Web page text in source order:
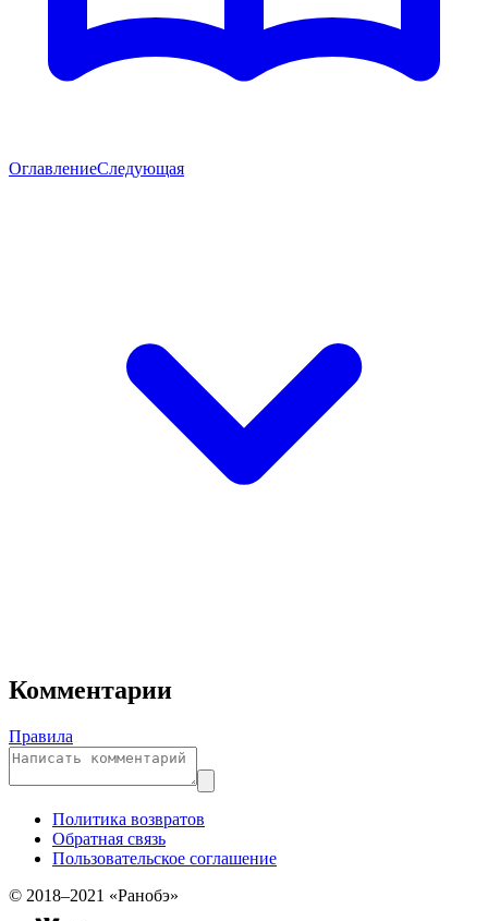
ОглавлениеСледующая
Комментарии
Правила
Политика возвратов
Обратная связь
Пользовательское соглашение
© 2018–2021 «Ранобэ»